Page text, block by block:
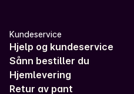
Kundeservice
Hjelp og kundeservice
Sånn bestiller du
Hjemlevering
Retur av pant